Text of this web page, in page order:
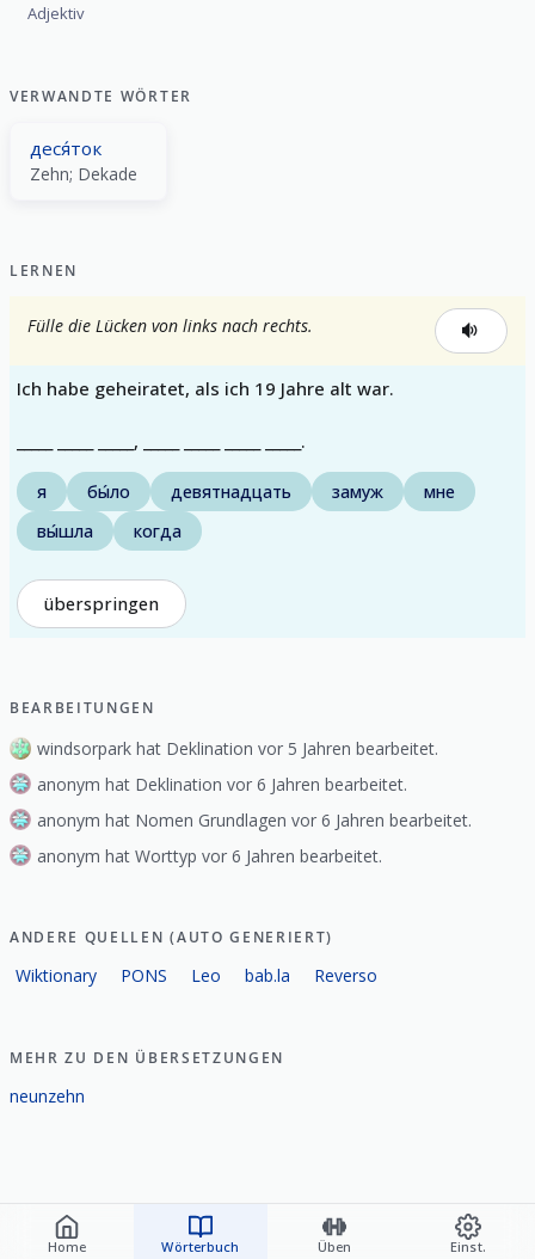
Home Wörterbuch Üben Einst.
Adjektiv
VERWANDTE WÖRTER
деся́ток
Zehn; Dekade
LERNEN
Fülle die Lücken von links nach rechts.
Ich habe geheiratet, als ich 19 Jahre alt war.
_____ _____ _____, _____ _____ _____ _____.
я бы́ло девятнадцать замуж
мне
вы́шла
когда
überspringen
BEARBEITUNGEN
windsorpark hat Deklination vor 5 Jahren bearbeitet.
anonym hat Deklination vor 6 Jahren bearbeitet.
anonym hat Nomen Grundlagen vor 6 Jahren bearbeitet.
anonym hat Worttyp vor 6 Jahren bearbeitet.
ANDERE QUELLEN (AUTO GENERIERT)
Wiktionary PONS Leo bab.la Reverso
MEHR ZU DEN ÜBERSETZUNGEN
neunzehn